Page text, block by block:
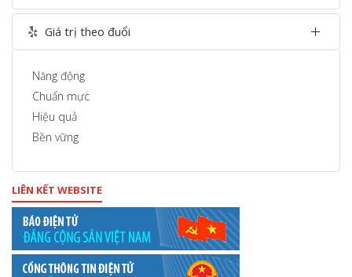
Giá trị theo đuổi
Năng động
Chuẩn mực
Hiệu quả
Bền vững
LIÊN KẾT WEBSITE